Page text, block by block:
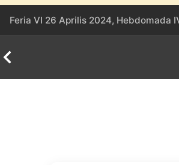
Feria VI 26 Aprilis 2024, Hebdomada